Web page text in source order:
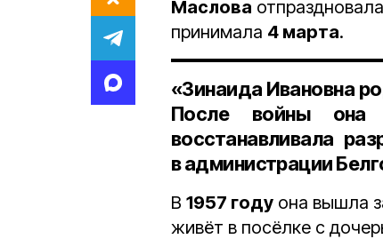
Маслова отпраздновала
принимала 4 марта.
«Зинаида Ивановна
После войны она
восстанавливала
в администрации
В 1957 году она вышла
живёт в посёлке с